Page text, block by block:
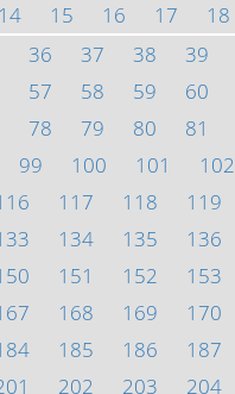
14 15 16 17 18
36 37 38 39
57 58 59 60
78 79 80 81
99 100 101 102
117 118 119
134 135 136
151 152 153
168 169 170
185 186 187
202 203 204